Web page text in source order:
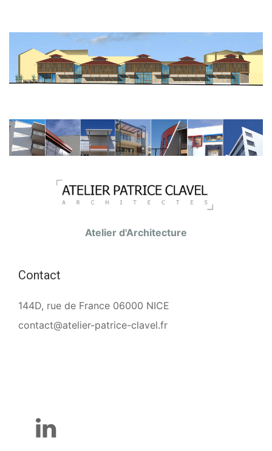
Atelier d'Architecture
Contact
144D, rue de France 06000 NICE
contact@atelier-patrice-clavel.fr